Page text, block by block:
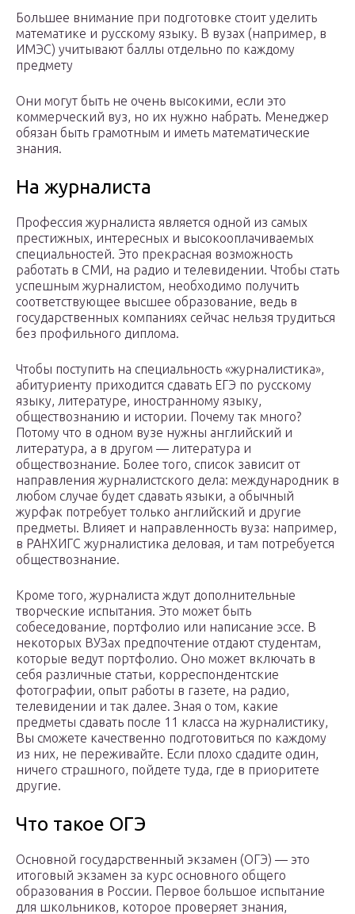
Большее внимание при подготовке стоит уделить
математике и русскому языку. В вузах (например, в
ИМЭС) учитывают баллы отдельно по каждому
предмету
Они могут быть не очень высокими, если это
коммерческий вуз, но их нужно набрать. Менеджер
обязан быть грамотным и иметь математические
знания.
На журналиста
Профессия журналиста является одной из самых
престижных, интересных и высокооплачиваемых
специальностей. Это прекрасная возможность
работать в СМИ, на радио и телевидении. Чтобы стать
успешным журналистом, необходимо получить
соответствующее высшее образование, ведь в
государственных компаниях сейчас нельзя трудиться
без профильного диплома.
Чтобы поступить на специальность «журналистика»,
абитуриенту приходится сдавать ЕГЭ по русскому
языку, литературе, иностранному языку,
обществознанию и истории. Почему так много?
Потому что в одном вузе нужны английский и
литература, а в другом — литература и
обществознание. Более того, список зависит от
направления журналистского дела: международник в
любом случае будет сдавать языки, а обычный
журфак потребует только английский и другие
предметы. Влияет и направленность вуза: например,
в РАНХИГС журналистика деловая, и там потребуется
обществознание.
Кроме того, журналиста ждут дополнительные
творческие испытания. Это может быть
собеседование, портфолио или написание эссе. В
некоторых ВУЗах предпочтение отдают студентам,
которые ведут портфолио. Оно может включать в
себя различные статьи, корреспондентские
фотографии, опыт работы в газете, на радио,
телевидении и так далее. Зная о том, какие
предметы сдавать после 11 класса на журналистику,
Вы сможете качественно подготовиться по каждому
из них, не переживайте. Если плохо сдадите один,
ничего страшного, пойдете туда, где в приоритете
другие.
Что такое ОГЭ
Основной государственный экзамен (ОГЭ) — это
итоговый экзамен за курс основного общего
образования в России. Первое большое испытание
для школьников, которое проверяет знания,